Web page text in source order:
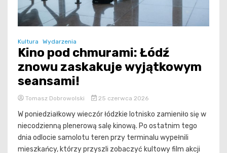
Kultura Wydarzenia
Kino pod chmurami: Łódź
znowu zaskakuje wyjątkowym
seansami!
Tomasz Dobrowolski 25 czerwca 2026
W poniedziałkowy wieczór łódzkie lotnisko zamieniło się w
niecodzienną plenerową salę kinową. Po ostatnim tego
dnia odlocie samolotu teren przy terminalu wypełnili
mieszkańcy, którzy przyszli zobaczyć kultowy film akcji